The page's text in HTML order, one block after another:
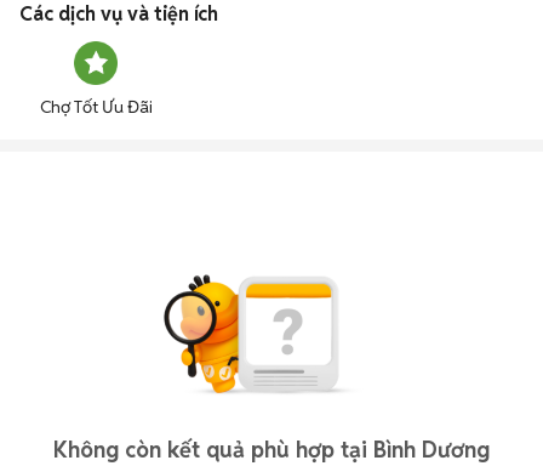
Các dịch vụ và tiện ích
Chợ Tốt Ưu Đãi
Không còn kết quả phù hợp tại Bình Dương